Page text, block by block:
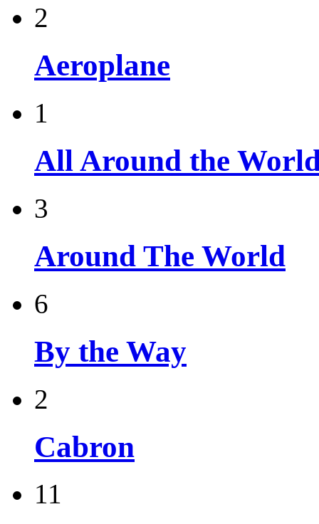
2
Aeroplane
1
All Around the
3
Around The World
6
By the Way
2
Cabron
11